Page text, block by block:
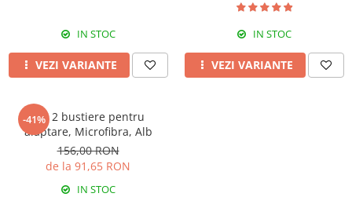
IN STOC
VEZI VARIANTE
IN STOC
VEZI VARIANTE
-41%
Set 2 bustiere pentru
alaptare, Microfibra, Alb
156,00 RON
de la 91,65 RON
IN STOC